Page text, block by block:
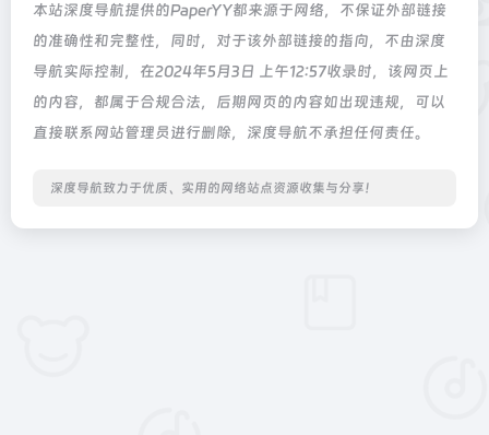
本站深度导航提供的PaperYY都来源于网络，不保证外部链接
的准确性和完整性，同时，对于该外部链接的指向，不由深度
导航实际控制，在2024年5月3日 上午12:57收录时，该网页上
的内容，都属于合规合法，后期网页的内容如出现违规，可以
直接联系网站管理员进行删除，深度导航不承担任何责任。
深度导航致力于优质、实用的网络站点资源收集与分享！